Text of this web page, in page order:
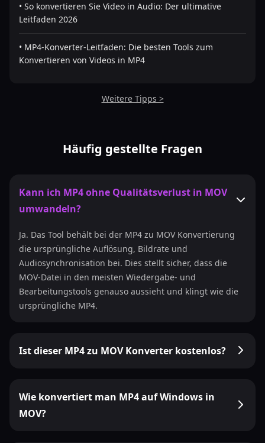
• So konvertieren Sie Video in Audio: Der ultimative
Leitfaden 2026
• MP4-Konverter-Leitfaden: Die besten Tools zum
Konvertieren von Videos in MP4
Weitere Tipps >
Häufig gestellte Fragen
Kann ich MP4 ohne Qualitätsverlust in MOV
umwandeln?
Ja. Das Tool behält bei der MP4 zu MOV Konvertierung
die ursprüngliche Auflösung, Bildrate und
Audiosynchronisation bei. Dies stellt sicher, dass die
MOV-Datei in den meisten Wiedergabe- und
Bearbeitungstools genauso aussieht und klingt wie die
ursprüngliche MP4.
Ist dieser MP4 zu MOV Konverter kostenlos?
Wie konvertiert man MP4 auf Windows in
MOV?